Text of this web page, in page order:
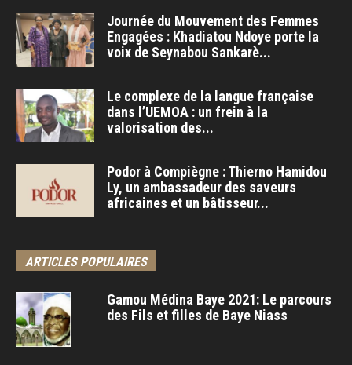
Journée du Mouvement des Femmes
Engagées : Khadiatou Ndoye porte la
voix de Seynabou Sankarè...
Le complexe de la langue française
dans l’UEMOA : un frein à la
valorisation des...
Podor à Compiègne : Thierno Hamidou
Ly, un ambassadeur des saveurs
africaines et un bâtisseur...
ARTICLES POPULAIRES
Gamou Médina Baye 2021: Le parcours
des Fils et filles de Baye Niass